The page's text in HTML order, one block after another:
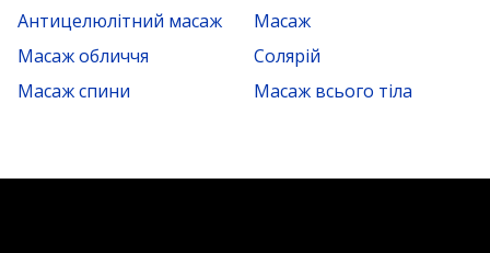
Антицелюлітний масаж
Масаж
Масаж обличчя
Солярій
Масаж спини
Масаж всього тіла